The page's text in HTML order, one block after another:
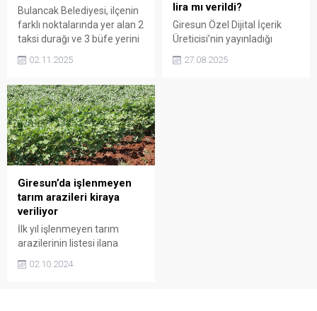
Bulancak Belediyesi, ilçenin
farklı noktalarında yer alan 2
taksi durağı ve 3 büfe yerini
üzere ihaleye çıkıyor.
02.11.2025
lira mı verildi?
Giresun Özel Dijital İçerik
Üreticisi’nin yayınladığı
Hizmetler Bakanlığı Bakan
27.08.2025
Giresun’da işlenmeyen
tarım arazileri kiraya
veriliyor
İlk yıl işlenmeyen tarım
arazilerinin listesi ilana
02.10.2024